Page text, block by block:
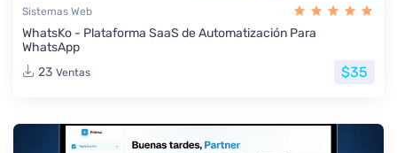
Sistemas Web
WhatsKo - Plataforma SaaS de Automatización Para
WhatsApp
23 Ventas $35